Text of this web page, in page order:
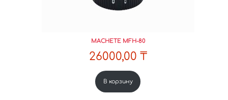
MACHETE MFH-80
26000,00 ₸
В корзину